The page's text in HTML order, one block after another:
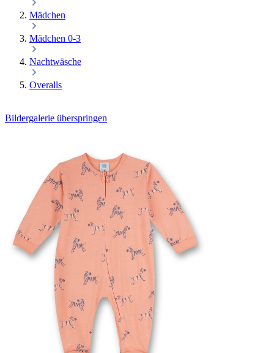
Mädchen
Mädchen 0-3
Nachtwäsche
Overalls
Bildergalerie überspringen